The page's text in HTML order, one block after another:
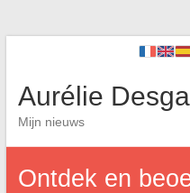
Aurélie
Mijn nieuws
Ontdek en